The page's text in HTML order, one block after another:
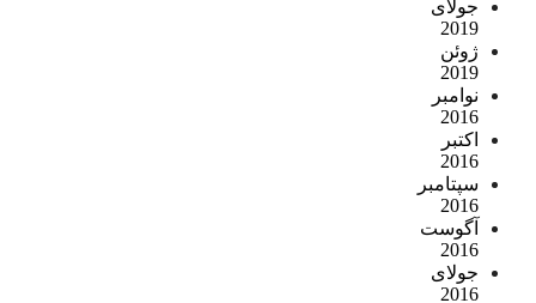
جولای
2019
ژوئن
2019
نوامبر
2016
اکتبر
2016
سپتامبر
2016
آگوست
2016
جولای
2016